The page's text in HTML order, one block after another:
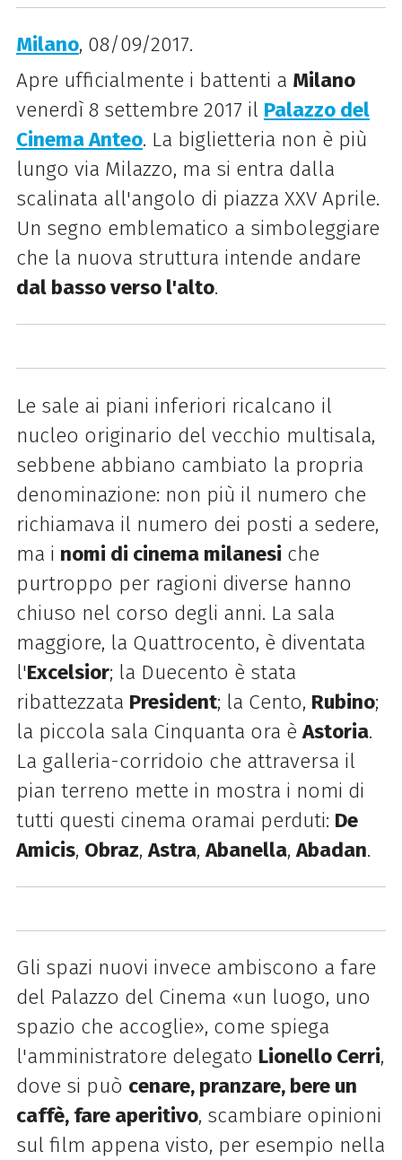
Milano, 08/09/2017.
Apre ufficialmente i battenti a Milano
venerdì 8 settembre 2017 il Palazzo del
Cinema Anteo. La biglietteria non è più
lungo via Milazzo, ma si entra dalla
scalinata all'angolo di piazza XXV Aprile.
Un segno emblematico a simboleggiare
che la nuova struttura intende andare
dal basso verso l'alto.
Le sale ai piani inferiori ricalcano il
nucleo originario del vecchio multisala,
sebbene abbiano cambiato la propria
denominazione: non più il numero che
richiamava il numero dei posti a sedere,
ma i nomi di cinema milanesi che
purtroppo per ragioni diverse hanno
chiuso nel corso degli anni. La sala
maggiore, la Quattrocento, è diventata
l'Excelsior; la Duecento è stata
ribattezzata President; la Cento, Rubino;
la piccola sala Cinquanta ora èAstoria.
La galleria-corridoio che attraversa il
pian terreno mette in mostra i nomi di
tutti questi cinema oramai perduti: De
Amicis, Obraz,Astra,Abanella,Abadan.
Gli spazi nuovi invece ambiscono a fare
del Palazzo del Cinema «un luogo, uno
spazio che accoglie», come spiega
l'amministratore delegato Lionello Cerri,
dove si può cenare, pranzare, bere un
caffè, fare aperitivo, scambiare opinioni
sul film appena visto, per esempio nella